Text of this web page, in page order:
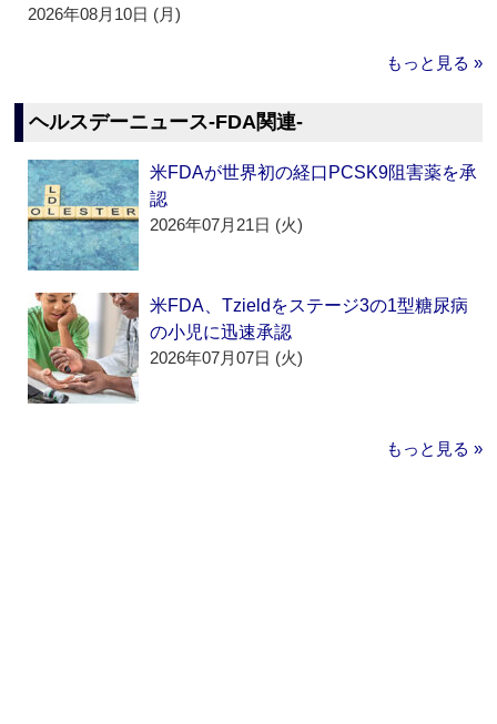
2026年08月10日 (月)
もっと見る »
ヘルスデーニュース‐FDA関連‐
米FDAが世界初の経口PCSK9阻害薬を承
認
2026年07月21日 (火)
米FDA、Tzieldをステージ3の1型糖尿病
の小児に迅速承認
2026年07月07日 (火)
もっと見る »